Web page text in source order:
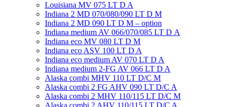
Louisiana MV 075 LT D A
Indiana 2 MD 070/080/090 LT D M
Indiana 2 MD 090 LT D M – option
Indiana medium AV 066/070/085 LT D А
Indiana eco MV 080 LT D M
Indiana eco ASV 100 LT D A
Indiana eco medium AV 070 LT D A
Indiana medium 2-FG AV 066 LT D A
Alaska combi MHV 110 LT D/C M
Alaska combi 2 FG AHV 090 LT D/C A
Alaska combi 2 MHV 110/115 LT D/C M